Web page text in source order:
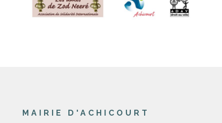
MAIRIE D'ACHICOURT